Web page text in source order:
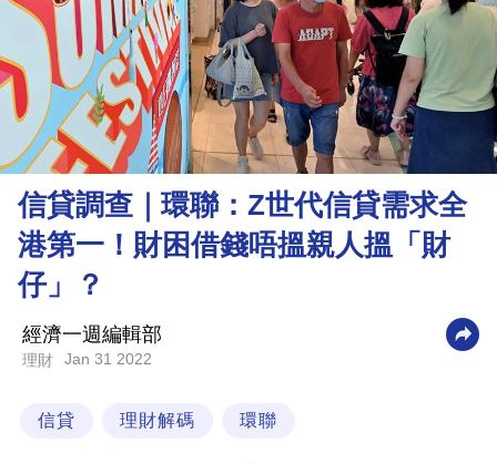
投
資
樓
市
理
商
科
技
場
信貸調查｜環聯：Z世代信貸需求全
港第一！財困借錢唔搵親人搵「財
仔」？
經濟一週編輯部
理財 Jan 31 2022
信貸 理財解碼 環聯